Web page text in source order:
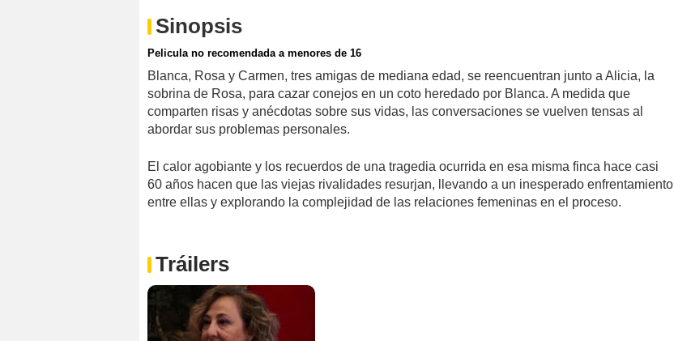
Sinopsis
Pelicula no recomendada a menores de 16
Blanca, Rosa y Carmen, tres amigas de mediana edad, se reencuentran junto a Alicia, la
sobrina de Rosa, para cazar conejos en un coto heredado por Blanca. A medida que
comparten risas y anécdotas sobre sus vidas, las conversaciones se vuelven tensas al
abordar sus problemas personales.
El calor agobiante y los recuerdos de una tragedia ocurrida en esa misma finca hace casi
60 años hacen que las viejas rivalidades resurjan, llevando a un inesperado enfrentamiento
entre ellas y explorando la complejidad de las relaciones femeninas en el proceso.
Tráilers